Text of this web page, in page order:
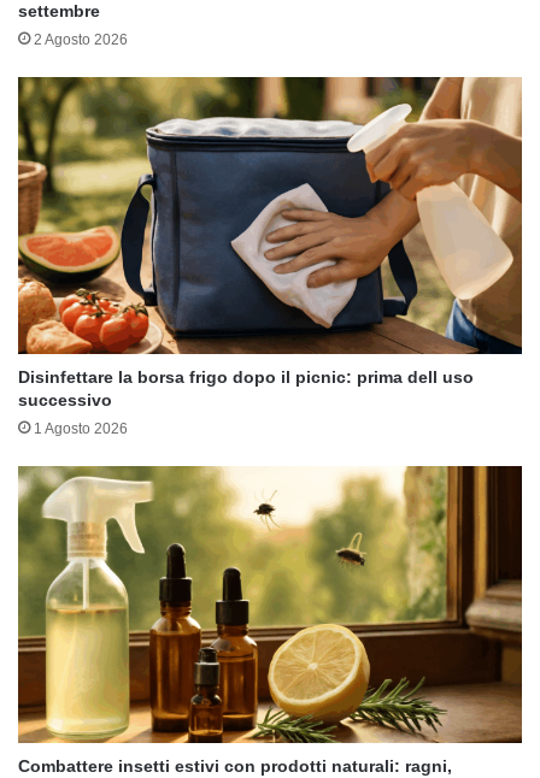
settembre
2 Agosto 2026
Disinfettare la borsa frigo dopo il picnic: prima dell uso
successivo
1 Agosto 2026
Combattere insetti estivi con prodotti naturali: ragni,